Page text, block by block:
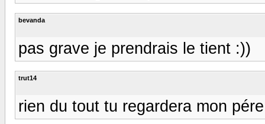
bevanda
pas grave je prendrais le tient :))
trut14
rien du tout tu regardera mon